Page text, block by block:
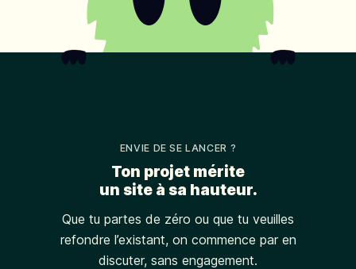
ENVIE DE SE LANCER ?
Ton projet mérite
un site à sa hauteur.
Que tu partes de zéro ou que tu veuilles
refondre l’existant, on commence par en
discuter, sans engagement.